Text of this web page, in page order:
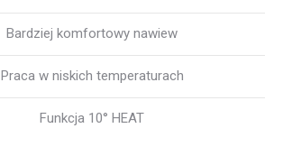
Bardziej komfortowy nawiew
Praca w niskich temperaturach
Funkcja 10° HEAT